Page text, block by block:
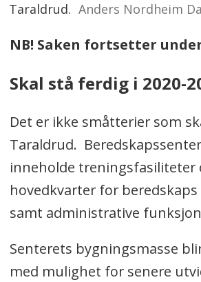
Taraldrud. Anders Nordheim
NB! Saken fortsetter
Skal stå ferdig i 2020-
Det er ikke småtterier som
Taraldrud.
inneholde treningsfasiliteter
hovedkvarter for beredskaps­
samt administrative
Senterets bygningsmasse
med mulighet for senere